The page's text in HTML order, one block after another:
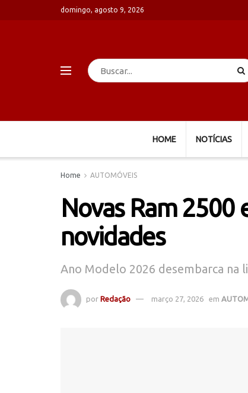
domingo, agosto 9, 2026
HOME NOTÍCIAS
Home AUTOMÓVEIS
Novas Ram 2500
novidades
Ano Modelo 2026 desembarca na
por Redação março 27, 2026 em